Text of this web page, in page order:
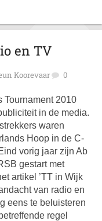
en TV
Koorevaar 0
Tournament 2010
in de media.
waren
Hoop in de C-
vorig jaar zijn Ab
gestart met
artikel ’TT in Wijk
van radio en
eens te beluisteren
regel